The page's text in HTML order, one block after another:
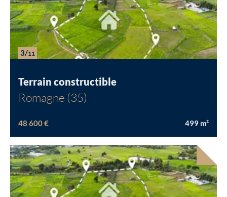
3/11
Terrain constructible
Romagne (35)
48 600 € 499 m²